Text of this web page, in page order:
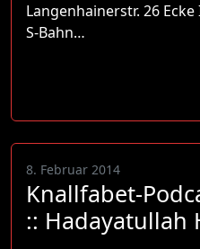
Langenhainerstr. 26
S-Bahn…
8. Februar 2014
Knallfabet-
:: Hadayatullah